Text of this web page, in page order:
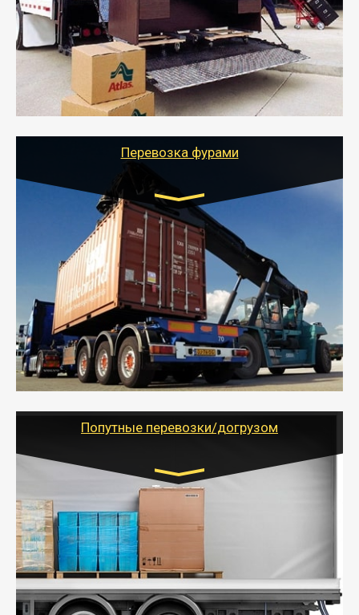
- Служебный или военный переезд может быть на
отдельном авто или догрузом (по меньшей
стоимости).
- Тайгер Логистик подберет автотранспорт, быстро и
качественно организует переезд к новому месту
службы или работы с гарантией сохранности груза и
оформлением документов, подтверждающих
Перевозка фурами
Транспорт:
Еврофура Тент от 5 до 10 тонн
грузоподъемность
от 10 000 руб. Возможен догруз
- Доставка фурой до 20 т возможна для больших
объемов грузов, упакованных в коробки, мешки,
паллеты и россыпью в самые отдаленные места
России с гарантией полной сохранности.
- Тайгер Логистик предоставляет услуги по
грузоперевозкам для физических и юридических лиц
Попутные перевозки/догрузом
Транспорт:
Газель (1,5 и 3 тонны), Бычок, Еврофура от 5 до
10 тонн
от 5000 руб. Возможен догруз
- Экономный способ доставить вещи от 200 кг в
другой город - догрузом или попутно. Попутные